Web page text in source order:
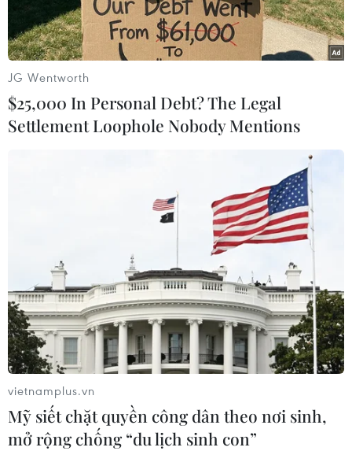
Nữ sinh Nam Định đoạt giải đặc biệt tại kỳ
thi Olympic Vật lý quốc tế
Em Đinh Thị Hương Thảo, học sinh lớp 12, Trường Trung
học phổ thông chuyên Lê Hồng Phong, Nam Định, đã
được nhận giải đặc biệt “Nữ sinh châu Á đạt kết quả
cao nhất” trong kỳ thi Olympic Vật lý quốc tế
JG Wentworth
$25,000 In Personal Debt? The Legal
Settlement Loophole Nobody Mentions
vietnamplus.vn
Mỹ siết chặt quyền công dân theo nơi sinh,
mở rộng chống “du lịch sinh con”